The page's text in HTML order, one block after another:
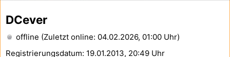
DCever
offline (Zuletzt online: 04.02.2026, 01:00 Uhr)
Registrierungsdatum: 19.01.2013, 20:49 Uhr